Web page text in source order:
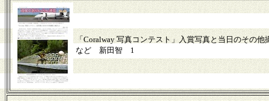
「Coralway 写真コンテスト」入賞写真と当日のその他
など 新田智 1